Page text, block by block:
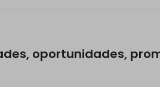
oportunidades,